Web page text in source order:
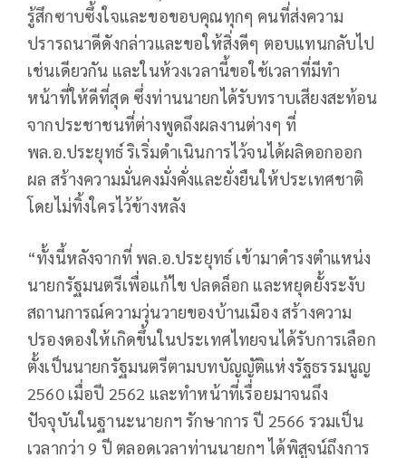
รู้สึกซาบซึ้งใจและขอขอบคุณทุกๆ คนที่ส่งความ
ปรารถนาดีดังกล่าวและขอให้สิ่งดีๆ ตอบแทนกลับไป
เช่นเดียวกัน และในห้วงเวลานี้ขอใช้เวลาที่มีทำ
หน้าที่ให้ดีที่สุด ซึ่งท่านนายกได้รับทราบเสียงสะท้อน
จากประชาชนที่ต่างพูดถึงผลงานต่างๆ ที่
พล.อ.ประยุทธ์ ริเริ่มดำเนินการไว้จนได้ผลิดอกออก
ผล สร้างความมั่นคงมั่งคั่งและยั่งยืนให้ประเทศชาติ
โดยไม่ทิ้งใครไว้ข้างหลัง
“ทั้งนี้หลังจากที่ พล.อ.ประยุทธ์ เข้ามาดำรงตำแหน่ง
นายกรัฐมนตรีเพื่อแก้ไข ปลดล็อก และหยุดยั้งระงับ
สถานการณ์ความวุ่นวายของบ้านเมือง สร้างความ
ปรองดองให้เกิดขึ้นในประเทศไทยจนได้รับการเลือก
ตั้งเป็นนายกรัฐมนตรีตามบทบัญญัติแห่งรัฐธรรมนูญ
2560 เมื่อปี 2562 และทำหน้าที่เรื่อยมาจนถึง
ปัจจุบันในฐานะนายกฯ รักษาการ ปี 2566 รวมเป็น
เวลากว่า 9 ปี ตลอดเวลาท่านนายกฯ ได้พิสูจน์ถึงการ